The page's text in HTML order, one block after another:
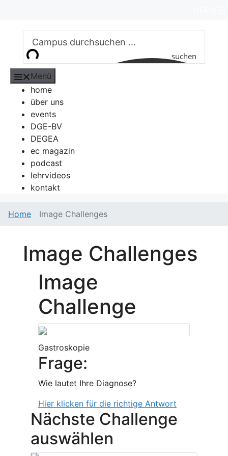
springen
suchen
Menü
home
über uns
events
DGE-BV
DEGEA
ec magazin
podcast
lehrvideos
kontakt
Home Image Challenges
Image Challenges
Image
Challenge
Gastroskopie
Frage:
Wie lautet Ihre Diagnose?
Hier klicken für die richtige Antwort
Nächste Challenge
auswählen